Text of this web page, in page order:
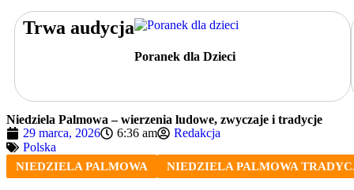
Trwa audycja
Poranek dla Dzieci
Niedziela Palmowa – wierzenia ludowe, zwyczaje i tradycje
29 marca, 2026
6:36 am
Redakcja
Polska
NIEDZIELA PALMOWA NIEDZIELA PALMOWA